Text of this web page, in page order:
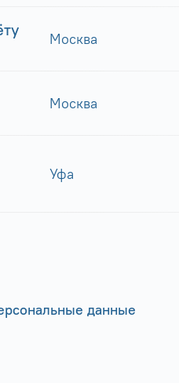
Москва
Москва
Уфа
данные